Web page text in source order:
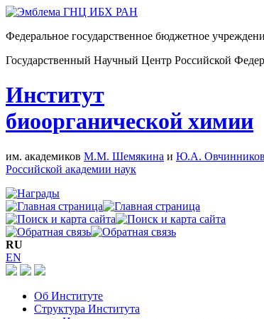
Федеральное государственное бюджетное
Государственный Научный Центр Российской
Институт
биоорганической химии
им. академиков М.М. Шемякина и Ю.А.
Российской академии наук
RU
EN
Об Институте
Структура Института